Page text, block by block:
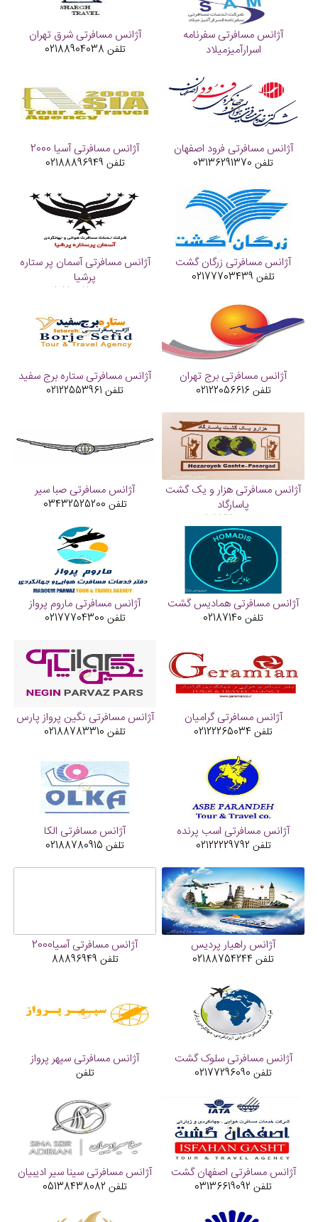
آژانس مسافرتی سفرنامه
اسرارآمیزمیلاد
آژانس مسافرتی شرق تهران
تلفن 02188904038
آژانس مسافرتی فرود اصفهان
تلفن 03136291370
آژانس مسافرتی آسیا 2000
تلفن 02188896949
آژانس مسافرتی زرگان گشت
تلفن 02177703439
آژانس مسافرتی آسمان پر ستاره
پرشیا
02122887100
آژانس مسافرتی برج تهران
تلفن02122056616
آژانس مسافرتی ستاره برج سفید
تلفن 02122553961
آژانس مسافرتی هزار و یک گشت
پاسارگاد
02122271001
آژانس مسافرتی صبا سیر
تلفن 03432525200
آژانس مسافرتی همادیس گشت
تلفن 02187140
آژانس مسافرتی ماروم پرواز
تلفن 02177704300
آژانس مسافرتی گرامیان
تلفن 02122265034
آژانس مسافرتی نگین پرواز پارس
تلفن 02188783310
آژانس مسافرتی اسب پرنده
تلفن 02122229792
آژانس مسافرتی الکا
تلفن 02188780915
آژانس راهیار پردیس
تلفن 02188754244
آژانس مسافرتی آسیا2000
تلفن 88896949
آژانس مسافرتی سلوک گشت
تلفن 02177296090
آژانس مسافرتی سپهر پرواز
تلفن
آژانس مسافرتی اصفهان گشت
تلفن 03136619092
آژانس مسافرتی سینا سیر ادیبیان
تلفن 05138438082